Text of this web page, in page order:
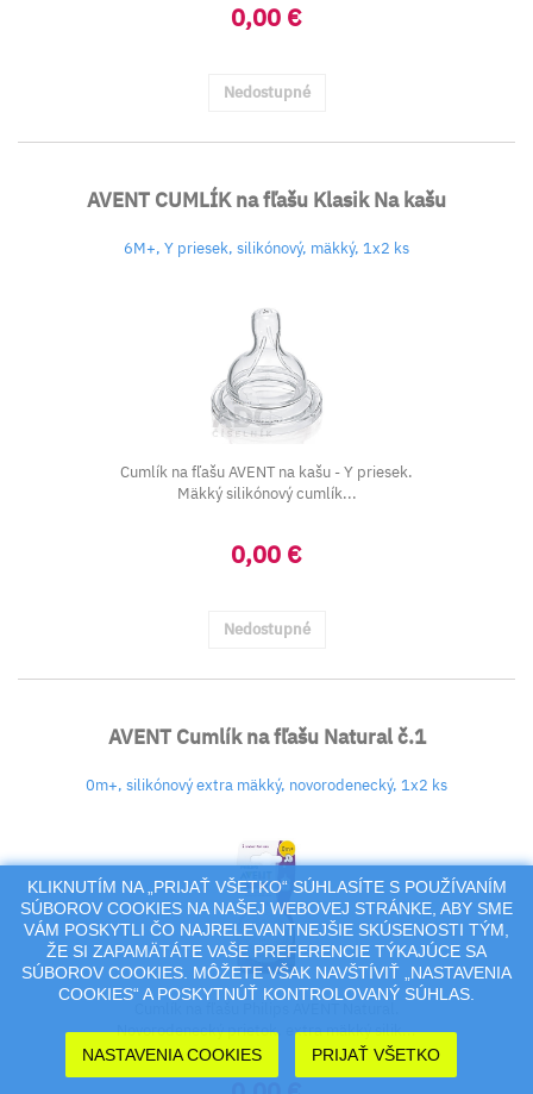
0,00 €
Nedostupné
AVENT CUMLÍK na fľašu Klasik Na kašu
6M+, Y priesek, silikónový, mäkký, 1x2 ks
Cumlík na fľašu AVENT na kašu - Y priesek.
Mäkký silikónový cumlík...
0,00 €
Nedostupné
AVENT Cumlík na fľašu Natural č.1
0m+, silikónový extra mäkký, novorodenecký, 1x2 ks
Novorodenecký prietok, extra mäkký silik...
KLIKNUTÍM NA „PRIJAŤ VŠETKO“ SÚHLASÍTE S POUŽÍVANÍM
SÚBOROV COOKIES NA NAŠEJ WEBOVEJ STRÁNKE, ABY SME
VÁM POSKYTLI ČO NAJRELEVANTNEJŠIE SKÚSENOSTI TÝM,
ŽE SI ZAPAMÄTÁTE VAŠE PREFERENCIE TÝKAJÚCE SA
SÚBOROV COOKIES. MÔŽETE VŠAK NAVŠTÍVIŤ „NASTAVENIA
COOKIES“ A POSKYTNÚŤ KONTROLOVANÝ SÚHLAS.
NASTAVENIA COOKIES PRIJAŤ VŠETKO